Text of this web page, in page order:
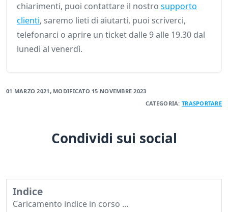
chiarimenti, puoi contattare il nostro supporto
clienti, saremo lieti di aiutarti, puoi scriverci,
telefonarci o aprire un ticket dalle 9 alle 19.30 dal
lunedì al venerdì.
01 MARZO 2021, MODIFICATO 15 NOVEMBRE 2023
CATEGORIA: TRASPORTARE
Condividi sui social
Indice
Caricamento indice in corso ...